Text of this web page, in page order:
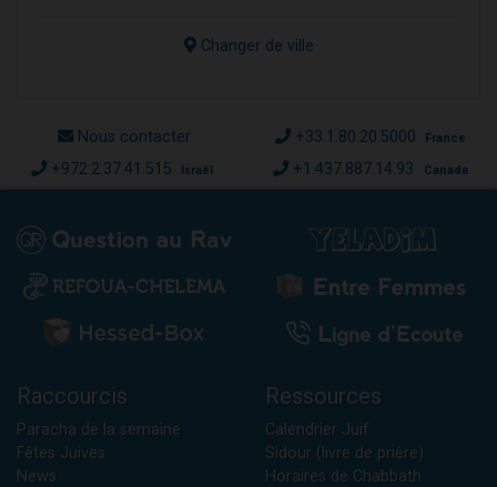
Changer de ville
Nous contacter +33.1.80.20.5000 France
+972.2.37.41.515 Israël +1.437.887.14.93 Canada
Raccourcis
Paracha de la semaine
Fêtes Juives
News
Ressources
Calendrier Juif
Sidour (livre de prière)
Horaires de Chabbath